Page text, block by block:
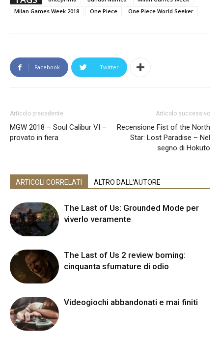
Milan Games Week 2018
One Piece One Piece World Seeker
Facebook Twitter
Articolo precedente
MGW 2018 – Soul Calibur VI –
provato in fiera
Articolo successivo
Recensione Fist of the North
Star: Lost Paradise – Nel
segno di Hokuto
ARTICOLI CORRELATI ALTRO DALL'AUTORE
The Last of Us: Grounded Mode per
viverlo veramente
The Last of Us 2 review boming:
cinquanta sfumature di odio
Videogiochi abbandonati e mai finiti